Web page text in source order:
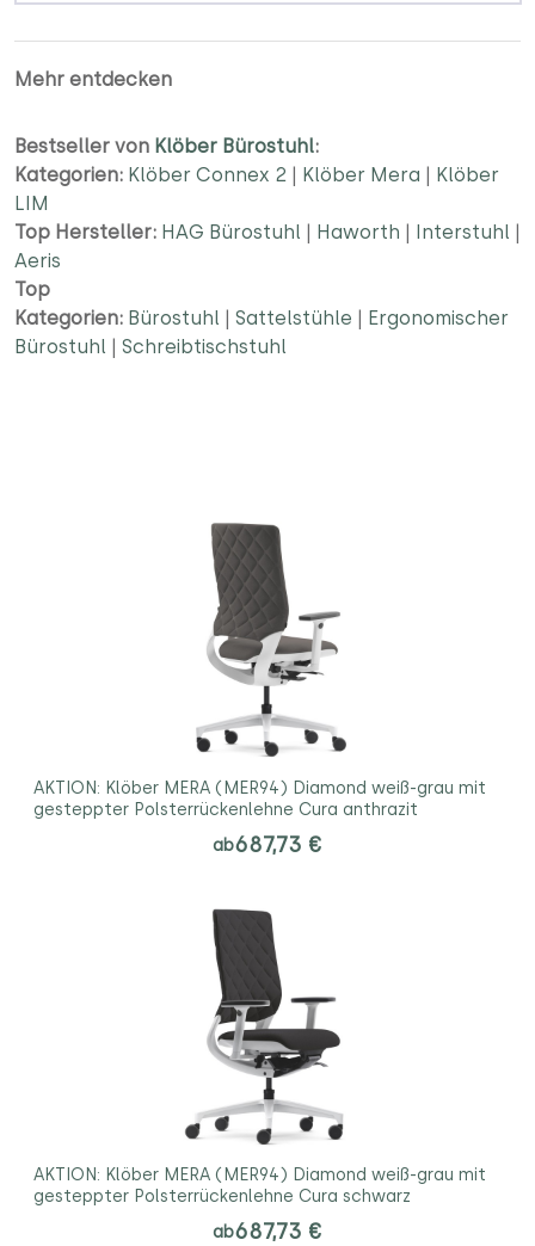
Mehr entdecken
Bestseller von Klöber Bürostuhl:
Kategorien: Klöber Connex 2 | Klöber Mera | Klöber
LIM
Top Hersteller: HAG Bürostuhl | Haworth | Interstuhl |
Aeris
Top
Kategorien: Bürostuhl | Sattelstühle | Ergonomischer
Bürostuhl | Schreibtischstuhl
AKTION: Klöber MERA (MER94) Diamond weiß-grau mit
gesteppter Polsterrückenlehne Cura anthrazit
ab687,73 €
AKTION: Klöber MERA (MER94) Diamond weiß-grau mit
gesteppter Polsterrückenlehne Cura schwarz
ab687,73 €